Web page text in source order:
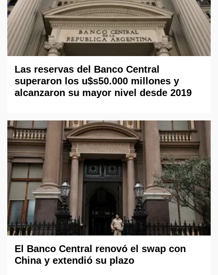
Las reservas del Banco Central
superaron los u$s50.000 millones y
alcanzaron su mayor nivel desde 2019
El Banco Central renovó el swap con
China y extendió su plazo